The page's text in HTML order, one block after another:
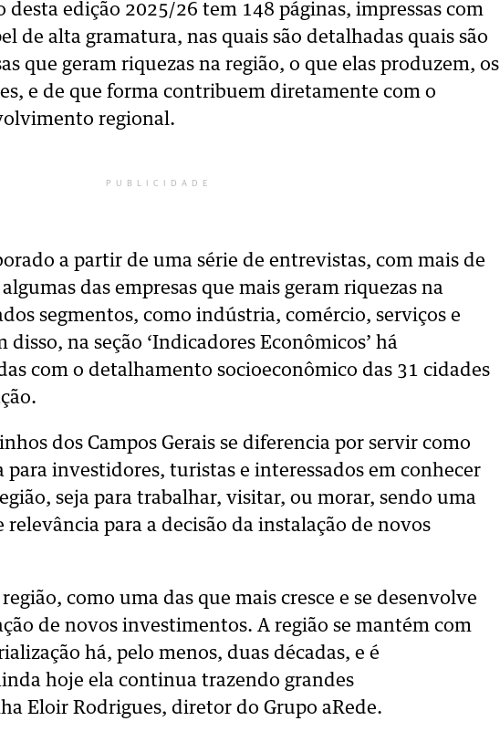
desta edição 2025/26 tem 148 páginas, impressas com
de alta gramatura, nas quais são detalhadas quais são
que geram riquezas na região, o que elas produzem, os
e de que forma contribuem diretamente com o
regional.
PUBLICIDADE
a partir de uma série de entrevistas, com mais de
das empresas que mais geram riquezas na
segmentos, como indústria, comércio, serviços e
na seção ‘Indicadores Econômicos’ há
com o detalhamento socioeconômico das 31 cidades
dos Campos Gerais se diferencia por servir como
para investidores, turistas e interessados em conhecer
seja para trabalhar, visitar, ou morar, sendo uma
para a decisão da instalação de novos
como uma das que mais cresce e se desenvolve
de novos investimentos. A região se mantém com
há, pelo menos, duas décadas, e é
hoje ela continua trazendo grandes
Eloir Rodrigues, diretor do Grupo aRede.